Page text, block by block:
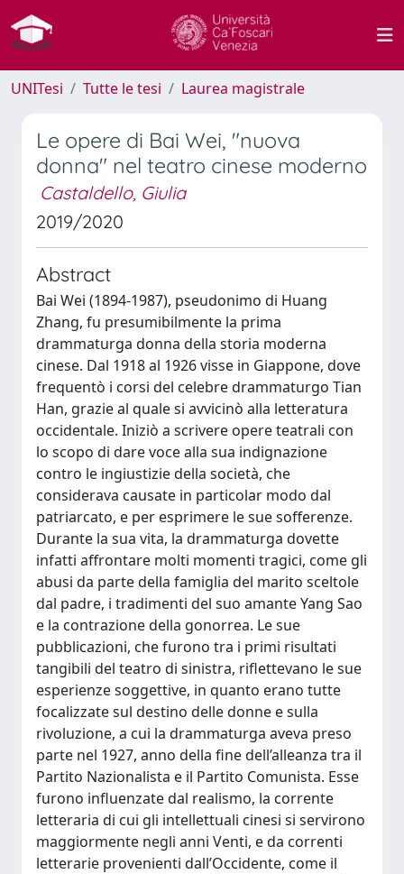
UNITesi Tutte le tesi Laurea magistrale
Le opere di Bai Wei, "nuova
donna" nel teatro cinese moderno
Castaldello, Giulia
2019/2020
Abstract
Bai Wei (1894-1987), pseudonimo di Huang
Zhang, fu presumibilmente la prima
drammaturga donna della storia moderna
cinese. Dal 1918 al 1926 visse in Giappone, dove
frequentò i corsi del celebre drammaturgo Tian
Han, grazie al quale si avvicinò alla letteratura
occidentale. Iniziò a scrivere opere teatrali con
lo scopo di dare voce alla sua indignazione
contro le ingiustizie della società, che
considerava causate in particolar modo dal
patriarcato, e per esprimere le sue sofferenze.
Durante la sua vita, la drammaturga dovette
infatti affrontare molti momenti tragici, come gli
abusi da parte della famiglia del marito sceltole
dal padre, i tradimenti del suo amante Yang Sao
e la contrazione della gonorrea. Le sue
pubblicazioni, che furono tra i primi risultati
tangibili del teatro di sinistra, riflettevano le sue
esperienze soggettive, in quanto erano tutte
focalizzate sul destino delle donne e sulla
rivoluzione, a cui la drammaturga aveva preso
parte nel 1927, anno della fine dell’alleanza tra il
Partito Nazionalista e il Partito Comunista. Esse
furono influenzate dal realismo, la corrente
letteraria di cui gli intellettuali cinesi si servirono
maggiormente negli anni Venti, e da correnti
letterarie provenienti dall’Occidente, come il